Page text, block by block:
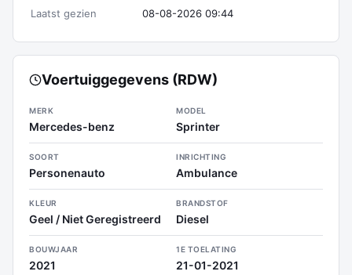
Laatst gezien
08-08-2026 09:44
Voertuiggegevens (RDW)
MERK
Mercedes-benz
MODEL
Sprinter
SOORT
Personenauto
INRICHTING
Ambulance
KLEUR
Geel / Niet Geregistreerd
BRANDSTOF
Diesel
BOUWJAAR
2021
1E TOELATING
21-01-2021